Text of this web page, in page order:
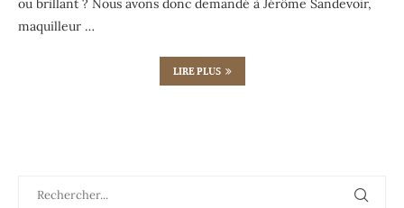
ou brillant ? Nous avons donc demandé à Jérôme Sandevoir,
maquilleur …
LIRE PLUS